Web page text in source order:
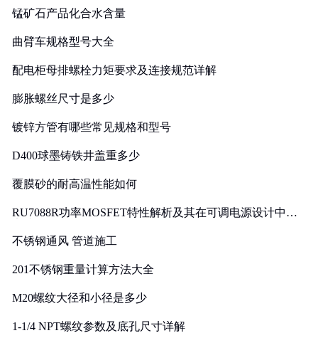
锰矿石产品化合水含量
曲臂车规格型号大全
配电柜母排螺栓力矩要求及连接规范详解
膨胀螺丝尺寸是多少
镀锌方管有哪些常见规格和型号
D400球墨铸铁井盖重多少
覆膜砂的耐高温性能如何
RU7088R功率MOSFET特性解析及其在可调电源设计中的
不锈钢通风 管道施工
201不锈钢重量计算方法大全
M20螺纹大径和小径是多少
1-1/4 NPT螺纹参数及底孔尺寸详解